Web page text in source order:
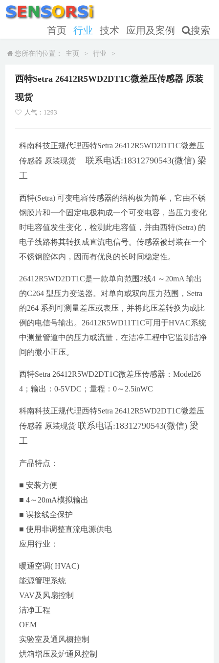
首页 行业 技术 应用及案例 搜索
您所在的位置： 主页 > 行业 >
西特Setra 26412R5WD2DT1C微差压传感器 原装
现货
人气：1293
科南科技正规代理西特Setra 26412R5WD2DT1C微差压
传感器 原装现货联系电话:18312790543(微信) 梁
工
西特(Setra) 可变电容传感器的结构极为简单，它由不锈
钢膜片和一个固定电极构成一个可变电容，当压力变化
时电容值发生变化，检测此电容值，并由西特(Setra) 的
电子线路将其转换成直流电信号。传感器被封装在一个
不锈钢腔体内，因而有优良的长时间稳定性。
26412R5WD2DT1C是一款单向范围2线4 ～20mA 输出
的C264 型压力变送器。对单向或双向压力范围，Setra
的264 系列可测量差压或表压，并将此压差转换为成比
例的电信号输出。26412R5WD11T1C可用于HVAC系统
中测量管道中的压力或流量，在洁净工程中它监测洁净
间的微小正压。
西特Setra 26412R5WD2DT1C微差压传感器：Model26
4；输出：0-5VDC；量程：0～2.5inWC
科南科技正规代理西特Setra 26412R5WD2DT1C微差压
传感器 原装现货联系电话:18312790543(微信) 梁
工
产品特点：
■ 安装方便
■ 4～20mA模拟输出
■ 误接线全保护
■ 使用非调整直流电源供电
应用行业：
暖通空调( HVAC)
能源管理系统
VAV及风扇控制
洁净工程
OEM
实验室及通风橱控制
烘箱增压及炉通风控制